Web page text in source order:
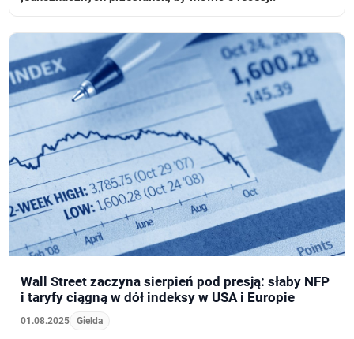
Wall Street zaczyna sierpień pod presją: słaby NFP
i taryfy ciągną w dół indeksy w USA i Europie
01.08.2025 Gielda